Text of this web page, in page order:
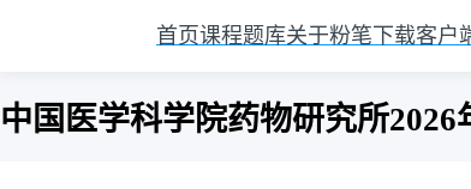
首页课程题库关于粉笔 下载客户
中国医学科学院药物研究所